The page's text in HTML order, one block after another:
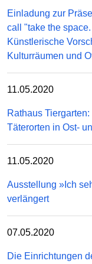
Einladung zur
call "take the
Künstlerische
Kulturräumen und
11.05.2020
Rathaus
Täterorten in Ost-
11.05.2020
Ausstellung »Ich
verlängert
07.05.2020
Die Einrichtungen